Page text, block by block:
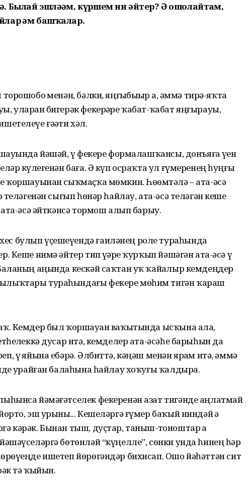
Былай эшләһәм, күршем ни әйтер? Ә ошолайтһам,
һәм башҡалар.
менән, бәлки, яңғыҙбыҙҙыр ҙа, әммә тирә-яҡта
уларҙан бигерәк фекерҙәре ҡабат-ҡабат яңғырауы,
ғәҙәти хәл.
йәшәй, үҙ фекере форма­лашҡансы, донъяға үҙен
күҙлегенән баға. Ә күп осраҡта ул ғүмеренең һуңғы
ҡоршауынан сыҡмаҫҡа мөмкин. Һөҙөмтәлә – ата-әсә
теләгенән сығып һөнәр һайлау, ата-әсә теләгән кеше
ата-әсә әйткәнсә тормош алып барыу.
булып үҫешеүендә ғаиләнең роле тураһында
Кеше нимә әйтер тип үҙҙәре ҡурҡып йәшәгән ата-әсә үҙ
аңында кескәй саҡтан уҡ ҡайҙалыр кемдеңдер
тураһындағы фекере мөһим тигән ҡараш
Кемдер был ҡоршауҙан ваҡытында ысҡына ала,
дусар итә, кемделер ата-әсәһе барыһын да
үҙ яйына ебәрә. Әлбиттә, кәңәш менән ярҙам итә, әммә
ҙурайған балаһына һайлау хоҡуғы ҡалдыра.
йәмәғәтселек фекеренән азат тигәнде аңлатмай
эш урыны... Кеше­ләргә ғүмер баҡый ниндәй ҙә
кәрәк. Бынан тыш, дуҫтар, таныш-тоноштар ҙа
бөтөнләй “күңелле”, сөнки унда һинең һәр
ишетеп йөрөгән­дәр бихисап. Ошо йәһәттән сит
тә ҡыйын.